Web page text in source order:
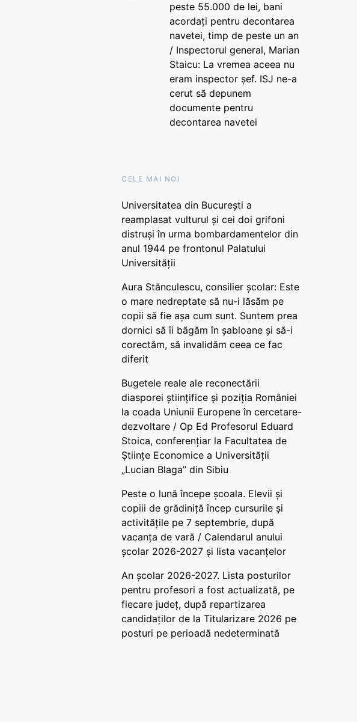
peste 55.000 de lei, bani
acordați pentru decontarea
navetei, timp de peste un an
/ Inspectorul general, Marian
Staicu: La vremea aceea nu
eram inspector șef. ISJ ne-a
cerut să depunem
documente pentru
decontarea navetei
CELE MAI NOI
Universitatea din București a
reamplasat vulturul și cei doi grifoni
distruși în urma bombardamentelor din
anul 1944 pe frontonul Palatului
Universității
Aura Stănculescu, consilier școlar: Este
o mare nedreptate să nu-i lăsăm pe
copii să fie așa cum sunt. Suntem prea
dornici să îi băgăm în șabloane și să-i
corectăm, să invalidăm ceea ce fac
diferit
Bugetele reale ale reconectării
diasporei științifice și poziția României
la coada Uniunii Europene în cercetare-
dezvoltare / Op Ed Profesorul Eduard
Stoica, conferențiar la Facultatea de
Științe Economice a Universității
„Lucian Blaga” din Sibiu
Peste o lună începe școala. Elevii și
copiii de grădiniță încep cursurile și
activitățile pe 7 septembrie, după
vacanța de vară / Calendarul anului
școlar 2026-2027 și lista vacanțelor
An școlar 2026-2027. Lista posturilor
pentru profesori a fost actualizată, pe
fiecare județ, după repartizarea
candidaților de la Titularizare 2026 pe
posturi pe perioadă nedeterminată